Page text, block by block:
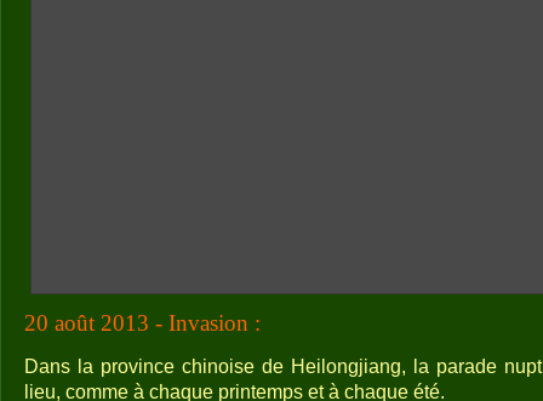
20 août 2013 - Invasion :
Dans la province chinoise de Heilongjiang, la parade
lieu, comme à chaque printemps et à chaque été.